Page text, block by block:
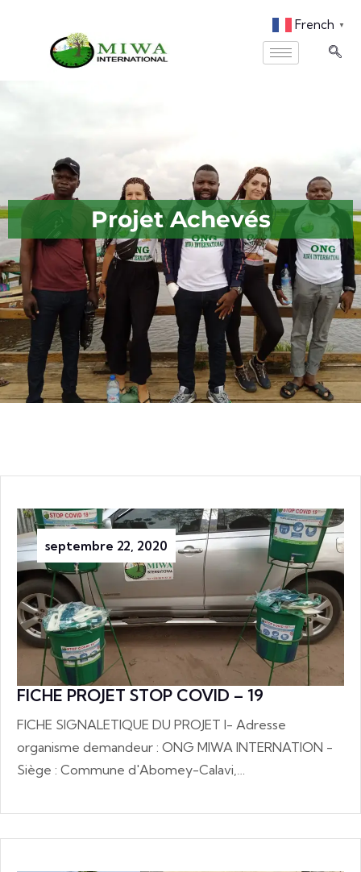
Projet Achevés
septembre 22, 2020
FICHE PROJET STOP COVID – 19
FICHE SIGNALETIQUE DU PROJET I- Adresse
organisme demandeur : ONG MIWA INTERNATION -
Siège : Commune d'Abomey-Calavi,…
French ▼